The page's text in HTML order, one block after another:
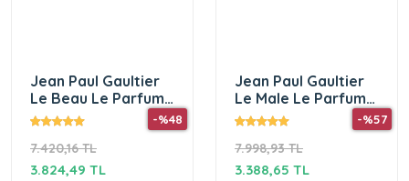
Jean Paul Gaultier
Le Beau Le Parfum
EDP 125 ml Erkek
7.420,16 TL
-%48
3.824,49 TL
Jean Paul Gaultier
Le Male Le Parfum
EDP 125ML Erkek
7.998,93 TL
-%57
3.388,65 TL